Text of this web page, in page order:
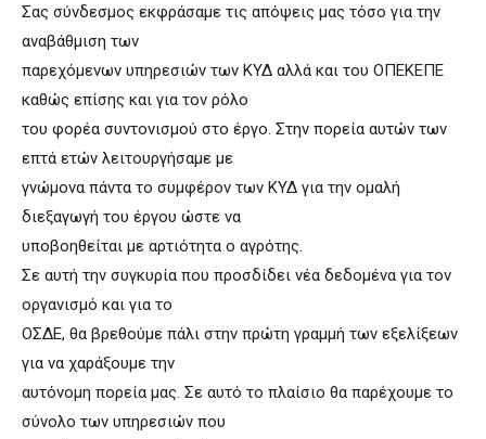
Σας σύνδεσμος εκφράσαμε τις απόψεις μας τόσο για την
αναβάθμιση των
παρεχόμενων υπηρεσιών των ΚΥΔ αλλά και του ΟΠΕΚΕΠΕ
καθώς επίσης και για τον ρόλο
του φορέα συντονισμού στο έργο. Στην πορεία αυτών των
επτά ετών λειτουργήσαμε με
γνώμονα πάντα το συμφέρον των ΚΥΔ για την ομαλή
διεξαγωγή του έργου ώστε να
υποβοηθείται με αρτιότητα ο αγρότης.
Σε αυτή την συγκυρία που προσδίδει νέα δεδομένα για τον
οργανισμό και για το
ΟΣΔΕ, θα βρεθούμε πάλι στην πρώτη γραμμή των εξελίξεων
για να χαράξουμε την
αυτόνομη πορεία μας. Σε αυτό το πλαίσιο θα παρέχουμε το
σύνολο των υπηρεσιών που